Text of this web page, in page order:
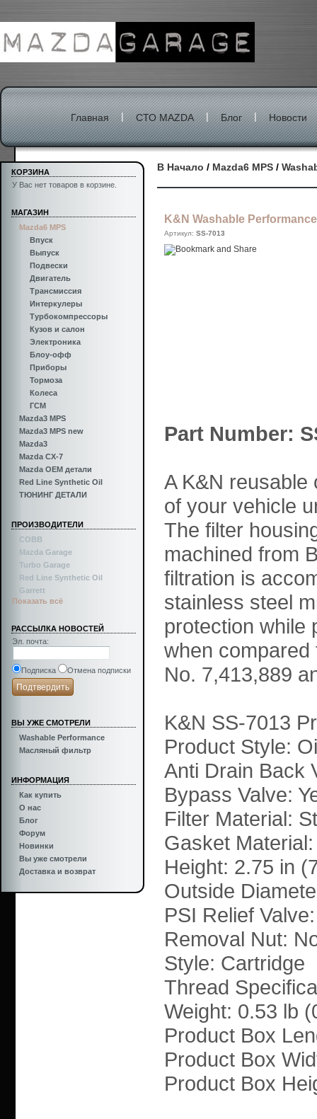
Главная | СТО MAZDA | Блог | Новости
КОРЗИНА
У Вас нет товаров в корзине.
МАГАЗИН
Mazda6 MPS
Впуск
Выпуск
Подвески
Двигатель
Трансмиссия
Интеркулеры
Турбокомпрессоры
Кузов и салон
Электроника
Блоу-офф
Приборы
Тормоза
Колеса
ГСМ
Mazda3 MPS
Mazda3 MPS new
Mazda3
Mazda CX-7
Mazda OEM детали
Red Line Synthetic Oil
ТЮНИНГ ДЕТАЛИ
ПРОИЗВОДИТЕЛИ
COBB
Mazda Garage
Turbo Garage
Red Line Synthetic Oil
Garrett
Показать всё
РАССЫЛКА НОВОСТЕЙ
Эл. почта:
Подписка Отмена подписки
ВЫ УЖЕ СМОТРЕЛИ
Washable Performance
Масляный фильтр
ИНФОРМАЦИЯ
Как купить
О нас
Блог
Форум
Новинки
Вы уже смотрели
Доставка и возврат
В Начало / Mazda6 MPS /
K&N Washable
Артикул: SS-7013
Part Number:
A K&N reusable
of your vehicle
The filter
machined from
filtration is
stainless steel
protection while
when
No. 7,413,889
K&N SS-7013
Product Style:
Anti Drain Back
Bypass Valve:
Filter Material:
Gasket
Height: 2.75 in
Outside
PSI Relief
Removal Nut:
Style: Cartridge
Thread
Weight: 0.53 lb
Product Box
Product Box
Product Box